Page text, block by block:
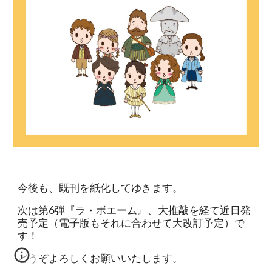
今後も、既刊を紙化してゆきます。
次は第6弾『ラ・ボエーム』、大推敲を経て近日発
売予定（電子版もそれに合わせて大改訂予定）で
す！
どうぞよろしくお願いいたします。